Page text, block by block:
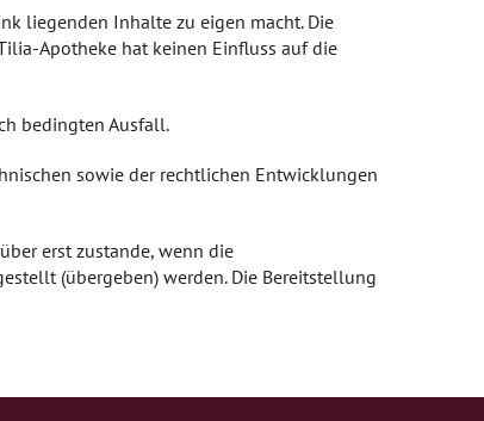
liegenden Inhalte zu eigen macht. Die
Apotheke hat keinen Einfluss auf die
bedingten Ausfall.
sowie der rechtlichen Entwicklungen
erst zustande, wenn die
(übergeben) werden. Die Bereitstellung